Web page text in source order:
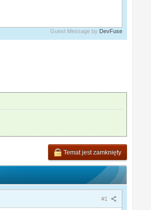
Guest Message by DevFuse
Temat jest zamknięty
#1